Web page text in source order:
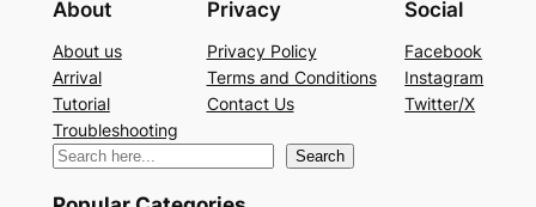
About
About us
Arrival
Tutorial
Troubleshooting
Privacy
Privacy Policy
Terms and Conditions
Contact Us
Social
Facebook
Instagram
Twitter/X
検
Search